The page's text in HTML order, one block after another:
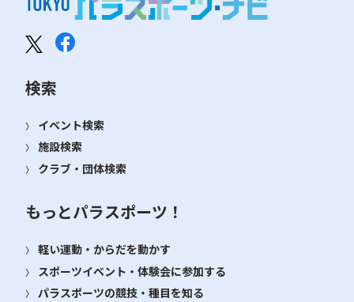
検索
イベント検索
施設検索
クラブ・団体検索
もっとパラスポーツ！
軽い運動・からだを動かす
スポーツイベント・体験会に参加する
パラスポーツの競技・種目を知る